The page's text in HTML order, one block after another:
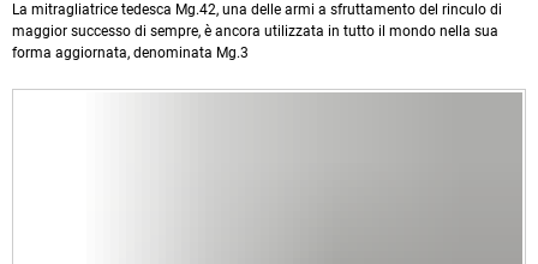
La mitragliatrice tedesca Mg.42, una delle armi a sfruttamento del rinculo di
maggior successo di sempre, è ancora utilizzata in tutto il mondo nella sua
forma aggiornata, denominata Mg.3